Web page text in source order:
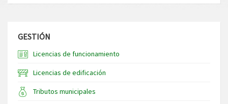
GESTIÓN
Licencias de funcionamiento
Licencias de edificación
Tributos municipales